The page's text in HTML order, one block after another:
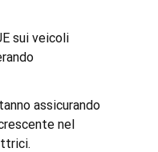
sui veicoli
assicurando
nel